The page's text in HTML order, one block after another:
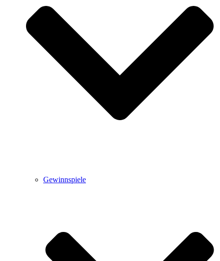
Gewinnspiele